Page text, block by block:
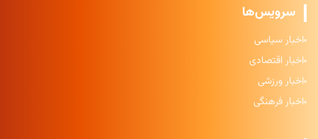
سرویس‌ها
اخبار سیاسی
اخبار اقتصادی
اخبار ورزشی
اخبار فرهنگی